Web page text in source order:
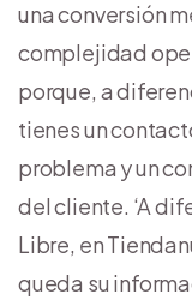
una conversión
complejidad
porque, a
tienes un
problema y un
del cliente. ‘A
Libre, en
queda su